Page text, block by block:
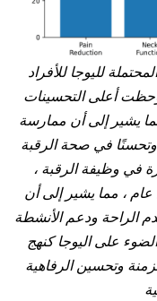
لليوجا للأفراد
أعلى التحسينات
يشير إلى أن ممارسة
وتحسنًا في صحة الرقبة
في وظيفة الرقبة ،
عام ، مما يشير إلى أن
الراحة ودعم الأنشطة
على اليوجا كنهج
وتحسين الرفاهية